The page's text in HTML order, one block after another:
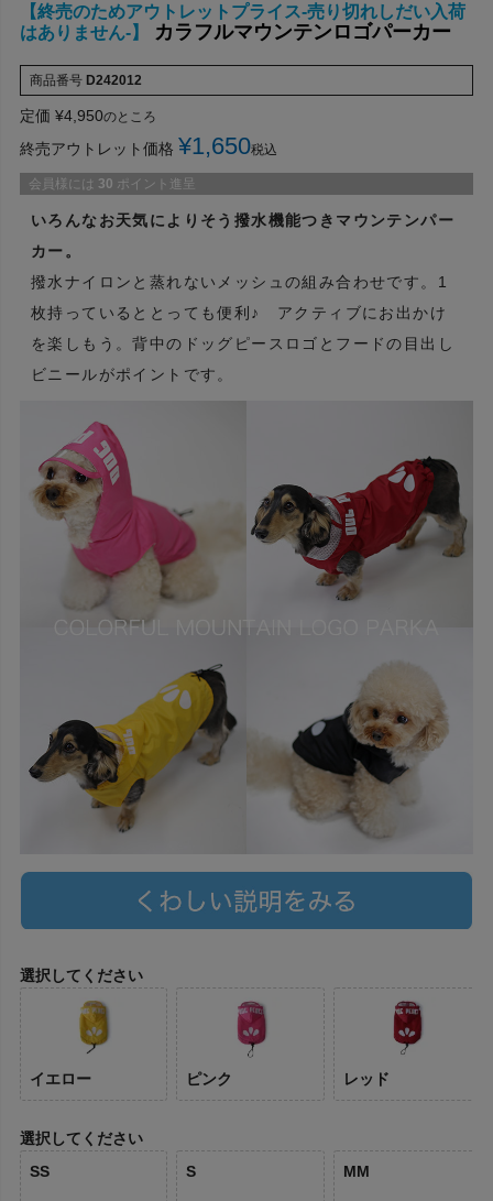
【終売のためアウトレットプライス-売り切れしだい入荷
はありません-】
カラフルマウンテンロゴパーカー
商品番号 D242012
定価 ¥4,950のところ
終売アウトレット価格 ¥1,650税込
会員様には 30 ポイント進呈
いろんなお天気によりそう撥水機能つきマウンテンパー
カー。
撥水ナイロンと蒸れないメッシュの組み合わせです。1
枚持っているととっても便利♪ アクティブにお出かけ
を楽しもう。背中のドッグピースロゴとフードの目出し
ビニールがポイントです。
選択してください
イエロー ピンク レッド
選択してください
SS
S MM